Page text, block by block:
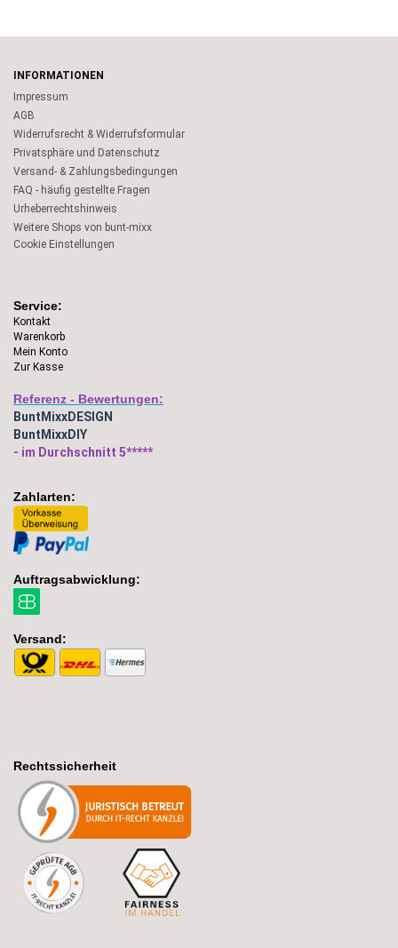
INFORMATIONEN
Impressum
AGB
Widerrufsrecht & Widerrufsformular
Privatsphäre und Datenschutz
Versand- & Zahlungsbedingungen
FAQ - häufig gestellte Fragen
Urheberrechtshinweis
Weitere Shops von bunt-mixx
Cookie Einstellungen
Service:
Kontakt
Warenkorb
Mein Konto
Zur Kasse
Referenz - Bewertungen:
BuntMixxDESIGN
BuntMixxDIY
- im Durchschnitt 5*****
Zahlarten:
Auftragsabwicklung:
Versand:
Rechtssicherheit